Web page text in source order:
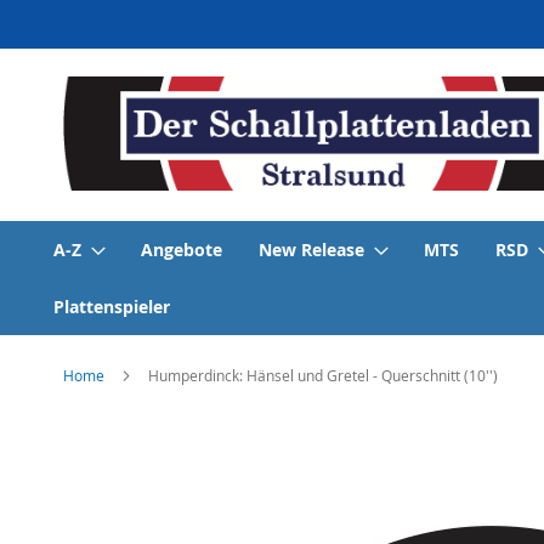
zum
Inhalt
A-Z Angebote New Release MTS RSD
Plattenspieler
Home Humperdinck: Hänsel und Gretel - Querschnitt (10'')